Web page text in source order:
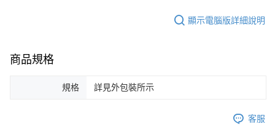
顯示電腦版詳細說明
商品規格
規格 詳見外包裝所示
客服